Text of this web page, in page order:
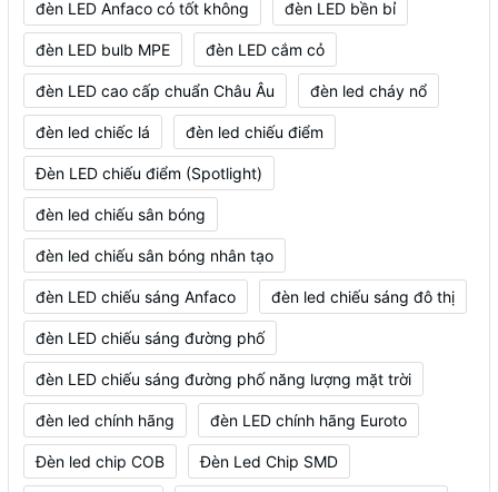
đèn LED Anfaco có tốt không đèn LED bền bỉ
đèn LED bulb MPE đèn LED cắm cỏ
đèn LED cao cấp chuẩn Châu Âu đèn led cháy nổ
đèn led chiếc lá đèn led chiếu điểm
Đèn LED chiếu điểm (Spotlight)
đèn led chiếu sân bóng
đèn led chiếu sân bóng nhân tạo
đèn LED chiếu sáng Anfaco đèn led chiếu sáng đô thị
đèn LED chiếu sáng đường phố
đèn LED chiếu sáng đường phố năng lượng mặt trời
đèn led chính hãng đèn LED chính hãng Euroto
Đèn led chip COB Đèn Led Chip SMD